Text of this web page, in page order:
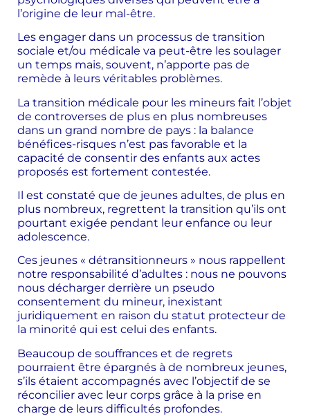
l’origine de leur mal-être.
Les engager dans un processus de transition
sociale et/ou médicale va peut-être les soulager
un temps mais, souvent, n’apporte pas de
remède à leurs véritables problèmes.
La transition médicale pour les mineurs fait l’objet
de controverses de plus en plus nombreuses
dans un grand nombre de pays : la balance
bénéfices-risques n’est pas favorable et la
capacité de consentir des enfants aux actes
proposés est fortement contestée.
Il est constaté que de jeunes adultes, de plus en
plus nombreux, regrettent la transition qu’ils ont
pourtant exigée pendant leur enfance ou leur
adolescence.
Ces jeunes « détransitionneurs » nous rappellent
notre responsabilité d’adultes : nous ne pouvons
nous décharger derrière un pseudo
consentement du mineur, inexistant
juridiquement en raison du statut protecteur de
la minorité qui est celui des enfants.
Beaucoup de souffrances et de regrets
pourraient être épargnés à de nombreux jeunes,
s’ils étaient accompagnés avec l’objectif de se
réconcilier avec leur corps grâce à la prise en
charge de leurs difficultés profondes.